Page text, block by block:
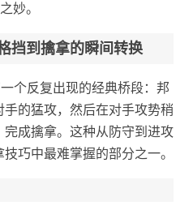
妙。
挡到擒拿的瞬间转换
个反复出现的经典桥段：邦
的猛攻，然后在对手攻势稍
成擒拿。这种从防守到进攻
巧中最难掌握的部分之一。